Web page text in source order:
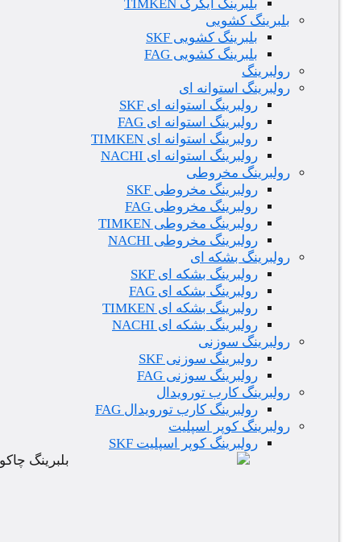
بلبرینگ ایگرگ TIMKEN
بلبرینگ کشویی
بلبرینگ کشویی SKF
بلبرینگ کشویی FAG
رولبرینگ
رولبرینگ استوانه ای
رولبرینگ استوانه ای SKF
رولبرینگ استوانه ای FAG
رولبرینگ استوانه ای TIMKEN
رولبرینگ استوانه ای NACHI
رولبرینگ مخروطی
رولبرینگ مخروطی SKF
رولبرینگ مخروطی FAG
رولبرینگ مخروطی TIMKEN
رولبرینگ مخروطی NACHI
رولبرینگ بشکه ای
رولبرینگ بشکه ای SKF
رولبرینگ بشکه ای FAG
رولبرینگ بشکه ای TIMKEN
رولبرینگ بشکه ای NACHI
رولبرینگ سوزنی
رولبرینگ سوزنی SKF
رولبرینگ سوزنی FAG
رولبرینگ کارب تورویدال
رولبرینگ کارب تورویدال FAG
رولبرینگ کوپر اسپلیت
رولبرینگ کوپر اسپلیت SKF